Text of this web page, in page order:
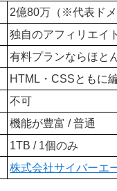
2億80万（※代表ド
独自のアフィリエイ
有料プランならほと
HTML・CSSともに
不可
機能が豊富 / 普通
1TB / 1個のみ
株式会社サイバーエ